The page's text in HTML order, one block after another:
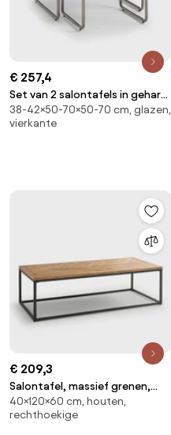
€ 257,4
Set van 2 salontafels in gehard
glas, Neso
38-42×50-70×50-70 cm, glazen,
vierkante
€ 209,3
Salontafel, massief grenen,
NOTTINGHAM
40×120×60 cm, houten,
rechthoekige